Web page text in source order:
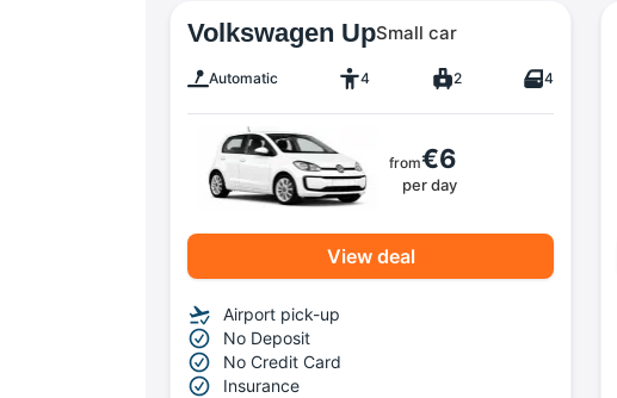
Volkswagen UpSmall car
Automatic 4 2 4
from€6
per day
View deal
Airport pick-up
No Deposit
No Credit Card
Insurance